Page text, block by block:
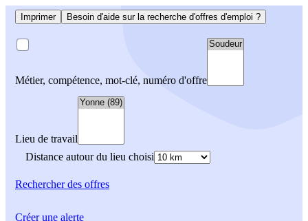
Imprimer Besoin d'aide sur la recherche d'offres d'emploi ?
Métier, compétence, mot-clé, numéro d'offre
Lieu de travail
Distance autour du lieu choisi
Rechercherdes offres
Créer une alerte